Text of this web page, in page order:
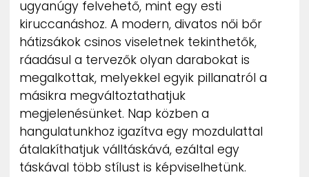
ugyanúgy felvehető, mint egy esti
kiruccanáshoz. A modern, divatos női bőr
hátizsákok csinos viseletnek tekinthetők,
ráadásul a tervezők olyan darabokat is
megalkottak, melyekkel egyik pillanatról a
másikra megváltoztathatjuk
megjelenésünket. Nap közben a
hangulatunkhoz igazítva egy mozdulattal
átalakíthatjuk válltáskává, ezáltal egy
táskával több stílust is képviselhetünk.